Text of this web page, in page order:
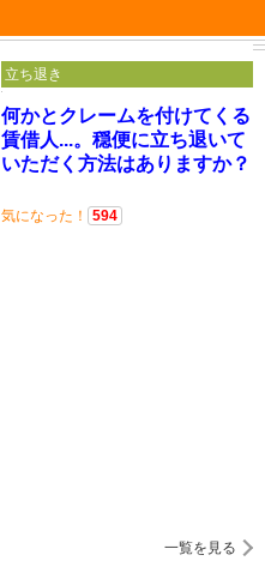
何かとクレームを付けてくる
賃借人...。穏便に立ち退いて
いただく方法はありますか？
気になった！ 594
立ち退き
一覧を見る